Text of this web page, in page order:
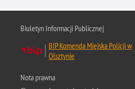
Biuletyn Informacji Publicznej
BIP Komenda Miejska Policji w
Olsztynie
Nota prawna